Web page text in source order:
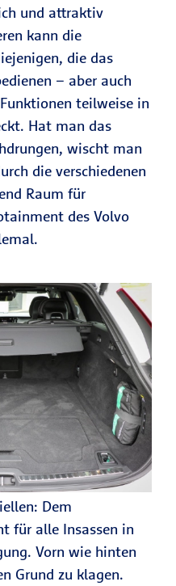
und attraktiv
kann die
die das
– aber auch
teilweise in
Hat man das
wischt man
die verschiedenen
Raum für
des Volvo
Dem
für alle Insassen in
Vorn wie hinten
Grund zu klagen.